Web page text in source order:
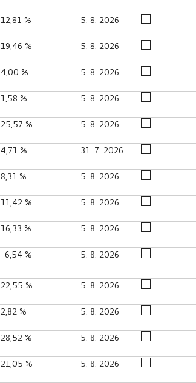
12,81 % 5. 8. 2026
19,46 % 5. 8. 2026
4,00 % 5. 8. 2026
1,58 % 5. 8. 2026
25,57 % 5. 8. 2026
4,71 % 31. 7. 2026
8,31 % 5. 8. 2026
11,42 % 5. 8. 2026
16,33 % 5. 8. 2026
-6,54 % 5. 8. 2026
22,55 % 5. 8. 2026
2,82 % 5. 8. 2026
28,52 % 5. 8. 2026
21,05 % 5. 8. 2026